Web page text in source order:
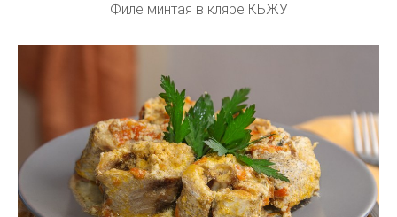
Филе минтая в кляре КБЖУ